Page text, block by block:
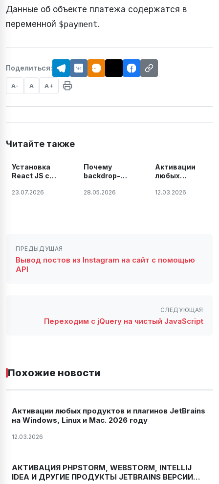
Данные об объекте платежа содержатся в
переменной $payment.
Поделиться:
A- A A+
Читайте также
Установка
React JS с
23.07.2026
Почему
backdrop-
работает в
28.05.2026
Активации
любых
плагинов
12.03.2026
ПРЕДЫДУЩАЯ
Вывод постов из Instagram на сайт с помощью
API
СЛЕДУЮЩАЯ
Переходим с jQuery на чистый JavaScript
Похожие новости
Активации любых продуктов и плагинов JetBrains
на Windows, Linux и Mac. 2026 году
12.03.2026
АКТИВАЦИЯ PHPSTORM, WEBSTORM, INTELLIJ
IDEA И ДРУГИЕ ПРОДУКТЫ JETBRAINS ВЕРСИИ